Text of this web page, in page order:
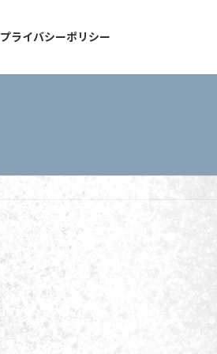
プライバシーポリシー